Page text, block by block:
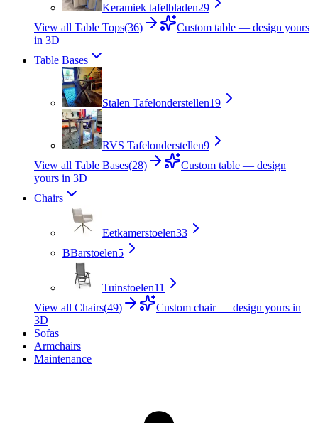
Keramiek tafelbladen29
View all Table Tops(36)
Custom table — design yours
in 3D
Table Bases
Stalen Tafelonderstellen19
RVS Tafelonderstellen9
View all Table Bases(28)
Custom table — design
yours in 3D
Chairs
Eetkamerstoelen33
BBarstoelen5
Tuinstoelen11
View all Chairs(49)
Custom chair — design yours in
3D
Sofas
Armchairs
Maintenance